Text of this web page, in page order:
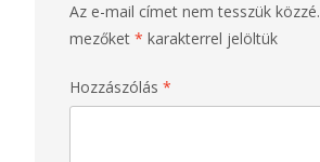
Az e-mail címet nem tesszük közzé.
mezőket * karakterrel jelöltük
Hozzászólás *